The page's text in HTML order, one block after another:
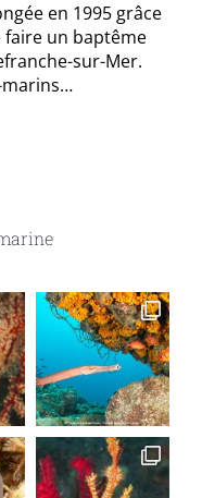
en 1995 grâce
faire un baptême
sur-Mer.
marins…